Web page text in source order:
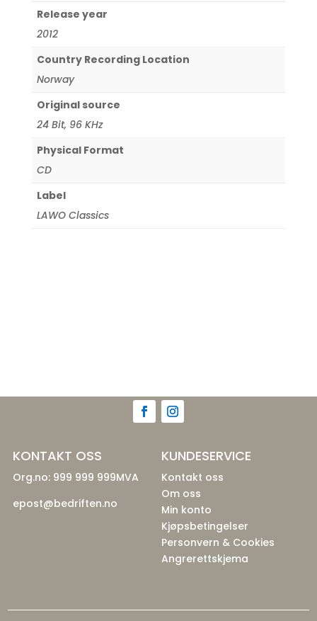
Release year
2012
Country Recording Location
Norway
Original source
24 Bit, 96 KHz
Physical Format
CD
Label
LAWO Classics
KONTAKT OSS
Org.no: 999 999 999MVA
epost@bedriften.no
KUNDESERVICE
Kontakt oss
Om oss
Min konto
Kjøpsbetingelser
Personvern & Cookies
Angrerettskjema